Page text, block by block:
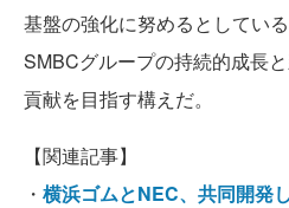
基盤の強化に努めるとしてい
SMBCグループの持続的成長
貢献を目指す構えだ。
【関連記事】
・ 横浜ゴムとNEC、共同開発